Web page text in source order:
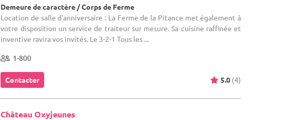
Demeure de caractère / Corps de Ferme
Location de salle d'anniversaire : La Ferme de la Pitance met également à
votre disposition un service de traiteur sur mesure. Sa cuisine raffinée et
inventive ravira vos invités. Le 3-2-1 Tous les ...
1-800
Contacter 5.0 (4)
Château Oxyjeunes